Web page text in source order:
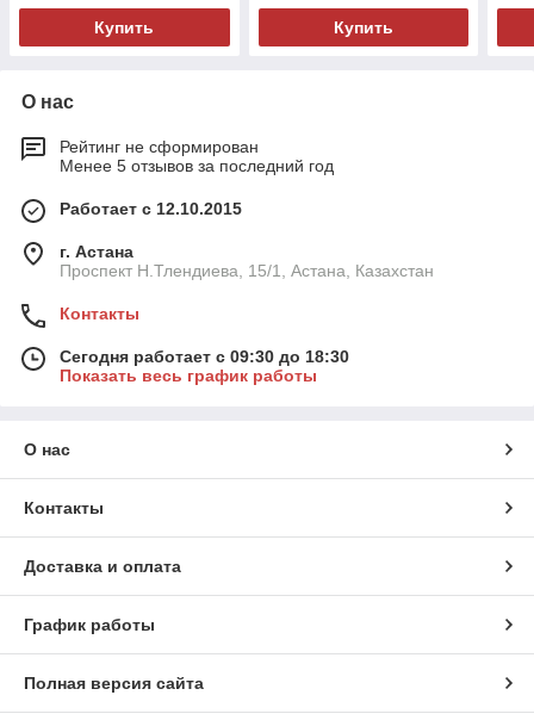
Купить Купить
О нас
Рейтинг не сформирован
Менее 5 отзывов за последний год
Работает с 12.10.2015
г. Астана
Проспект Н.Тлендиева, 15/1, Астана, Казахстан
Контакты
Сегодня работает с 09:30 до 18:30
Показать весь график работы
О нас
Контакты
Доставка и оплата
График работы
Полная версия сайта